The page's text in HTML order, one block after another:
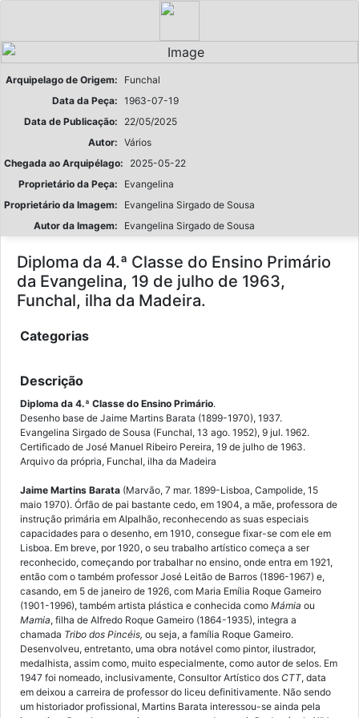
Arquipelago de Origem:
Funchal
Data da Peça: 1963-07-19
Data de Publicação:
22/05/2025
Autor: Vários
Chegada ao Arquipélago:
2025-05-22
Proprietário da Peça:
Evangelina
Proprietário da Imagem:
Evangelina Sirgado de Sousa
Autor da Imagem:
Evangelina Sirgado de Sousa
Diploma da 4.ª Classe do Ensino Primário
da Evangelina, 19 de julho de 1963,
Funchal, ilha da Madeira.
Categorias
Descrição
Diploma da 4.ª Classe do Ensino Primário.
Desenho base de Jaime Martins Barata (1899-1970), 1937.
Evangelina Sirgado de Sousa (Funchal, 13 ago. 1952), 9 jul. 1962.
Certificado de José Manuel Ribeiro Pereira, 19 de julho de 1963.
Arquivo da própria, Funchal, ilha da Madeira
Jaime Martins Barata (Marvão, 7 mar. 1899-Lisboa, Campolide, 15
maio 1970). Órfão de pai bastante cedo, em 1904, a mãe, professora de
instrução primária em Alpalhão, reconhecendo as suas especiais
capacidades para o desenho, em 1910, consegue fixar-se com ele em
Lisboa. Em breve, por 1920, o seu trabalho artístico começa a ser
reconhecido, começando por trabalhar no ensino, onde entra em 1921,
então com o também professor José Leitão de Barros (1896-1967) e,
casando, em 5 de janeiro de 1926, com Maria Emília Roque Gameiro
(1901-1996), também artista plástica e conhecida como Mámia ou
Mamia, filha de Alfredo Roque Gameiro (1864-1935), integra a
chamada Tribo dos Pincéis, ou seja, a família Roque Gameiro.
Desenvolveu, entretanto, uma obra notável como pintor, ilustrador,
medalhista, assim como, muito especialmente, como autor de selos. Em
1947 foi nomeado, inclusivamente, Consultor Artístico dos CTT, data
em deixou a carreira de professor do liceu definitivamente. Não sendo
um historiador profissional, Martins Barata interessou-se ainda pela